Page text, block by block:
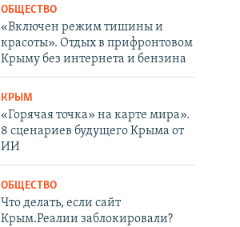
ОБЩЕСТВО
«Включен режим тишины и
красоты». Отдых в прифронтовом
Крыму без интернета и бензина
КРЫМ
«Горячая точка» на карте мира».
8 сценариев будущего Крыма от
ИИ
ОБЩЕСТВО
Что делать, если сайт
Крым.Реалии заблокировали?